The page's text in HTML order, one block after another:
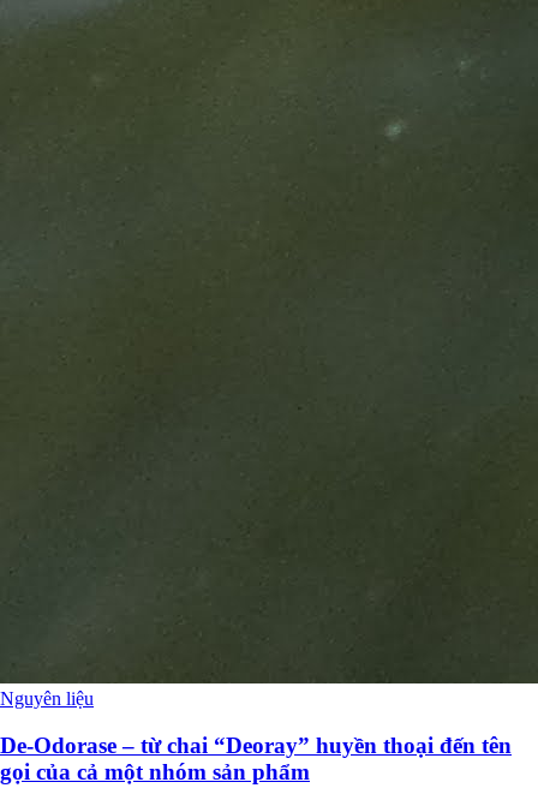
Nguyên liệu
De-Odorase – từ chai “Deoray” huyền thoại đến tên
gọi của cả một nhóm sản phẩm